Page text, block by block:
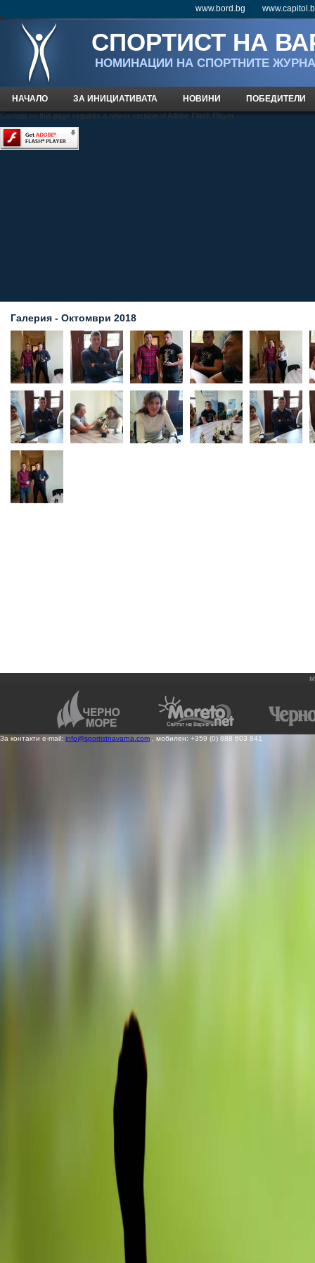
www.bord.bg
СПОРТИСТ НА
НOМИНАЦИИ НА СПОРТНИТЕ
НАЧАЛО ЗА ИНИЦИАТИВАТА НОВИНИ ПОБЕДИТЕЛИ
Content on this page requires a newer version of Adobe Flash Player.
Галерия - Октомври 2018
За контакти e-mail: info@sportistnavarna.com , мобилен: +359 (0) 888 603 841